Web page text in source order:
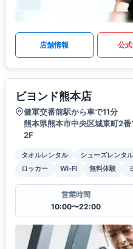
店舗情報 公
ビヨンド熊本店
健軍交番前駅から車で11分
熊本県熊本市中央区城東町2
2F
タオルレンタル シューズレンタル
ロッカー
Wi-Fi 無料体験
営業時間
10:00〜22:00